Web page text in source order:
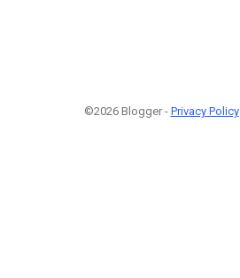
©2026 Blogger - Privacy Policy